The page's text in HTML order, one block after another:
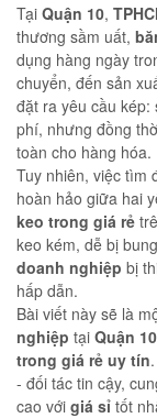
Tại Quận 10,
thương sầm uất,
dụng hàng ngày
chuyển, đến sản
đặt ra yêu cầu kép:
phí, nhưng đồng
toàn cho hàng hóa.
Tuy nhiên, việc tìm
hoàn hảo giữa hai
keo trong giá rẻ
keo kém, dễ bị
doanh nghiệp bị
hấp dẫn.
Bài viết này sẽ là
nghiệp tại Quận 10
trong giá rẻ uy tín
- đối tác tin cậy,
cao với giá sỉ tốt